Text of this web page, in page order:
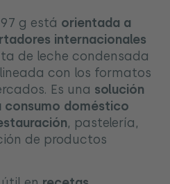
g está orientada a
internacionales
de leche condensada
con los formatos
Es una solución
doméstico
, pastelería,
de productos